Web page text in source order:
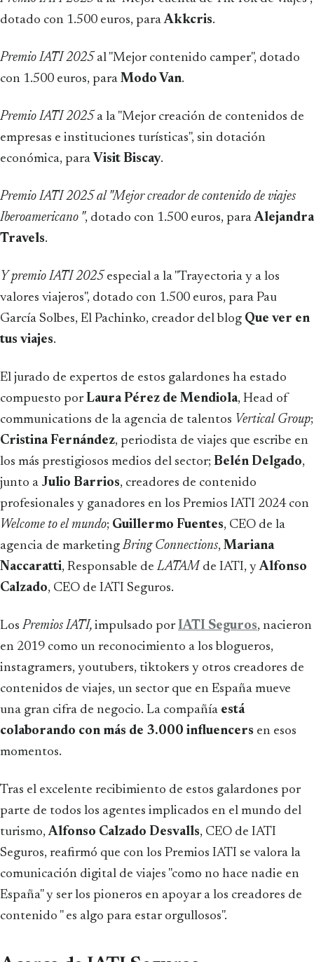
dotado con 1.500 euros, paraAkkcris.
Premio IATI 2025 al "Mejor contenido camper", dotado
con 1.500 euros, para Modo Van.
Premio IATI 2025 a la "Mejor creación de contenidos de
empresas e instituciones turísticas", sin dotación
económica, para Visit Biscay.
Premio IATI 2025 al "Mejor creador de contenido de viajes
Iberoamericano ", dotado con 1.500 euros, paraAlejandra
Travels.
Y premio IATI 2025 especial a la "Trayectoria y a los
valores viajeros", dotado con 1.500 euros, para Pau
García Solbes, El Pachinko, creador del blog Que ver en
tus viajes.
El jurado de expertos de estos galardones ha estado
compuesto porLaura Pérez de Mendiola, Head of
communications de la agencia de talentos Vertical Group;
Cristina Fernández, periodista de viajes que escribe en
los más prestigiosos medios del sector; Belén Delgado,
junto a Julio Barrios, creadores de contenido
profesionales y ganadores en los Premios IATI 2024 con
Welcome to el mundo; Guillermo Fuentes, CEO de la
agencia de marketingBring Connections, Mariana
Naccaratti, Responsable deLATAM de IATI, yAlfonso
Calzado, CEO de IATI Seguros.
LosPremios IATI, impulsado porIATI Seguros, nacieron
en 2019 como un reconocimiento a los blogueros,
instagramers, youtubers, tiktokers y otros creadores de
contenidos de viajes, un sector que en España mueve
una gran cifra de negocio. La compañía está
colaborando con más de 3.000 influencers en esos
momentos.
Tras el excelente recibimiento de estos galardones por
parte de todos los agentes implicados en el mundo del
turismo,Alfonso Calzado Desvalls, CEO de IATI
Seguros, reafirmó que con los Premios IATI se valora la
comunicación digital de viajes "como no hace nadie en
España" y ser los pioneros en apoyar a los creadores de
contenido " es algo para estar orgullosos".